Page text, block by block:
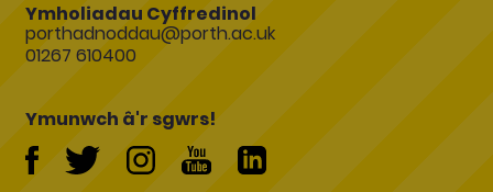
Ymholiadau Cyffredinol
porthadnoddau@porth.ac.uk
01267 610400
Ymunwch â'r sgwrs!